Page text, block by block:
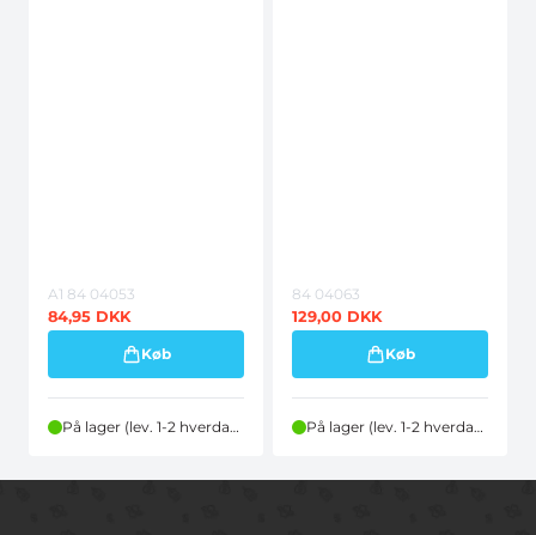
A1 84 04053
84,95 DKK
Køb
På lager (lev. 1-2 hverdage)
84 04063
129,00 DKK
Køb
På lager (lev. 1-2 hverdage)